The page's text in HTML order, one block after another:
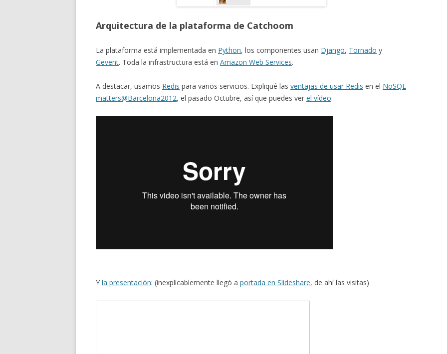
Arquitectura de la plataforma de Catchoom
La plataforma está implementada en Python, los componentes usan Django, Tornado y
Gevent. Toda la infrastructura está en Amazon Web Services.
A destacar, usamos Redis para varios servicios. Expliqué las ventajas de usar Redis en el NoSQL
matters@Barcelona2012, el pasado Octubre, así que puedes ver el vídeo:
Y la presentación: (inexplicablemente llegó a portada en Slideshare, de ahí las visitas)